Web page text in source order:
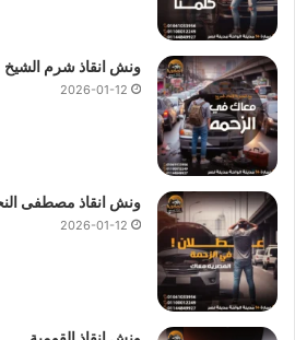
ونش انقاذ شرم الشيخ
2026-01-12
ونش انقاذ مصطفى
2026-01-12